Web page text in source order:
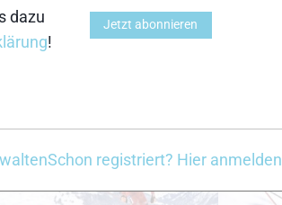
dazu
!
Jetzt abonnieren
Schon registriert? Hier anmelden